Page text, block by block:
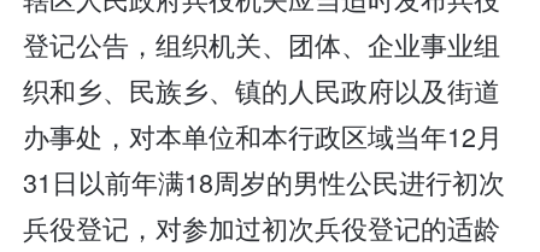
登记公告，组织机关、团体、企业事业组
织和乡、民族乡、镇的人民政府以及街道
办事处，对本单位和本行政区域当年12月
31日以前年满18周岁的男性公民进行初次
兵役登记，对参加过初次兵役登记的适龄